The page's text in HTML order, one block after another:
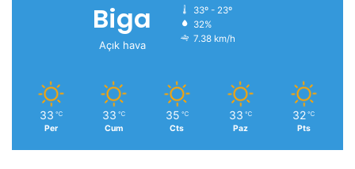
Biga
Açık hava
33º - 23º
32%
7.38 km/h
33 ℃
Per
33 ℃
Cum
35 ℃
Cts
33 ℃
Paz
32 ℃
Pts